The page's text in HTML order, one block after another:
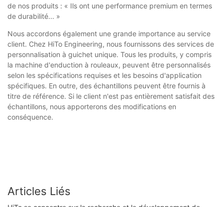
de nos produits : « Ils ont une performance premium en termes
de durabilité... »
Nous accordons également une grande importance au service
client. Chez HiTo Engineering, nous fournissons des services de
personnalisation à guichet unique. Tous les produits, y compris
la machine d'enduction à rouleaux, peuvent être personnalisés
selon les spécifications requises et les besoins d'application
spécifiques. En outre, des échantillons peuvent être fournis à
titre de référence. Si le client n'est pas entièrement satisfait des
échantillons, nous apporterons des modifications en
conséquence.
Articles Liés